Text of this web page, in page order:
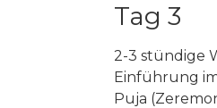
Tag 3
2-3 stündige
Einführung
Puja